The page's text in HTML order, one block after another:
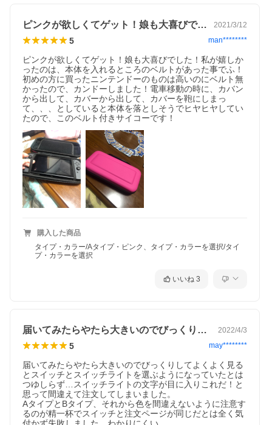
ピンクが欲しくてゲット！娘も大喜びでし… 2021/3/12
5 man********
ピンクが欲しくてゲット！娘も大喜びでした！私が嬉しか
ったのは、本体を入れるところのベルトがあった事でふ！
初めの方に買ったニンテンドーのものは高いのにベルト無
かったので、カンドーしました！電車移動の時に、カバン
から出して、カバーから出して、カバーを鞄にしまっ
て、、、としていると本体を落としそうでヒヤヒヤしてい
たので、このベルト付きサイコーです！
購入した商品
タイプ・カラー/Aタイプ・ピンク、タイプ・カラーを選択/タイ
プ・カラーを選択
いいね 3
届いてみたらやたら大きいのでびっくりし… 2022/4/3
5 may********
届いてみたらやたら大きいのでびっくりしてよくよく見る
とスイッチとスイッチライトを選ぶようになっていたとは
つゆしらず…スイッチライトの文字が目に入りこれだ！と
思って間違えて注文してしまいました。
AタイプとBタイプ、それから色を間違えないように注意す
るのが精一杯でスイッチと注文ページが同じだとは全く気